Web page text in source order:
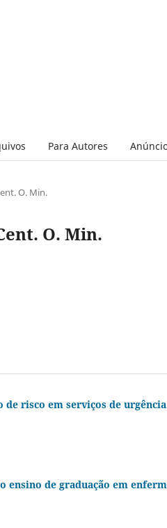
Para Autores
O. Min.
O. Min.
risco em serviços de
ensino de graduação em